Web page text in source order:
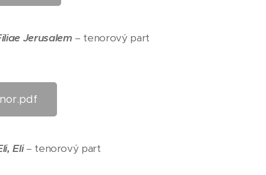
Jerusalem – tenorový part
Eli– tenorový part